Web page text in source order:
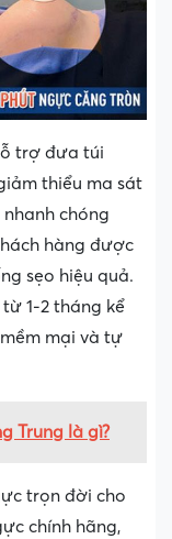
trợ đưa túi
thiểu ma sát
chóng
hàng được
sẹo hiệu quả.
1-2 tháng kể
mại và tự
Trung là gì?
trọn đời cho
chính hãng,